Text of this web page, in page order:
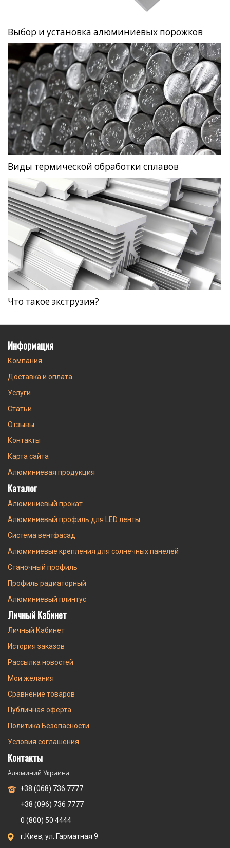
Выбор и установка алюминиевых порожков
Виды термической обработки сплавов
Что такое экструзия?
Информация
Компания
Доставка и оплата
Услуги
Статьи
Отзывы
Контакты
Карта сайта
Алюминиевая продукция
Каталог
Алюминиевый прокат
Алюминиевый профиль для LED ленты
Система вентфасад
Алюминиевые крепления для солнечных панелей
Станочный профиль
Профиль радиаторный
Алюминиевый плинтус
Личный Кабинет
Личный Кабинет
История заказов
Рассылка новостей
Мои желания
Сравнение товаров
Публичная оферта
Политика Безопасности
Условия соглашения
Контакты
Алюминий Украина
+38 (068) 736 7777
+38 (096) 736 7777
0 (800) 50 4444
г.Киев, ул. Гарматная 9